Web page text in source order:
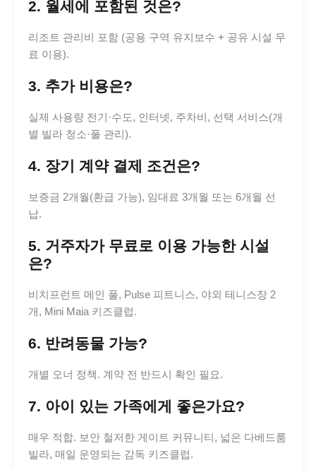
2. 월세에 포함된 것은?
리조트 관리비 포함 (공용 구역 유지보수 + 공유 시설 무
료 이용).
3. 추가 비용은?
실제 사용량 전기·수도, 인터넷, 주차비, 선택 서비스(개
별 빌라 청소·풀 관리).
4. 장기 계약 결제 조건은?
보증금 2개월(환급 가능), 임대료 3개월 또는 6개월 선
납.
5. 거주자가 무료로 이용 가능한 시설
은?
비치프런트 메인 풀, Pulse 피트니스, 야외 테니스장 2
개, Mini Maia 키즈클럽.
6. 반려동물 가능?
개별 오너 정책. 계약 전 반드시 확인 필요.
7. 아이 있는 가족에게 좋은가요?
매우 적합. 보안 철저한 게이트 커뮤니티, 넓은 다베드룸
빌라, 매일 운영되는 감독 키즈클럽.